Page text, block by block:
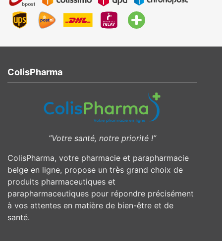
ColisPharma
”Votre santé, notre priorité !”
ColisPharma, votre pharmacie et parapharmacie
belge en ligne, propose un très grand choix de
produits pharmaceutiques et
parapharmaceutiques pour répondre précisément
à vos attentes en matière de bien-être et de
santé.